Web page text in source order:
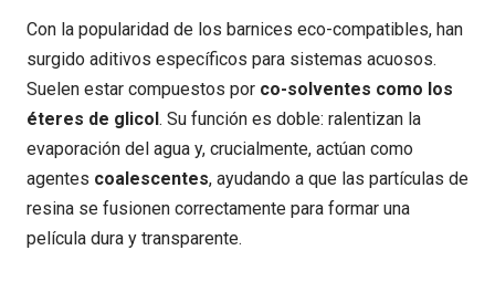
Con la popularidad de los barnices eco-compatibles, han
surgido aditivos específicos para sistemas acuosos.
Suelen estar compuestos por co-solventes como los
éteres de glicol . Su función es doble: ralentizan la
evaporación del agua y, crucialmente, actúan como
agentes coalescentes, ayudando a que las partículas de
resina se fusionen correctamente para formar una
película dura y transparente.